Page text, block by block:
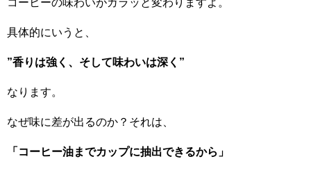
コーヒーの味わいがガラッと変わりますよ。
具体的にいうと、
”香りは強く、そして味わいは深く”
なります。
なぜ味に差が出るのか？それは、
「コーヒー油までカップに抽出できるから」